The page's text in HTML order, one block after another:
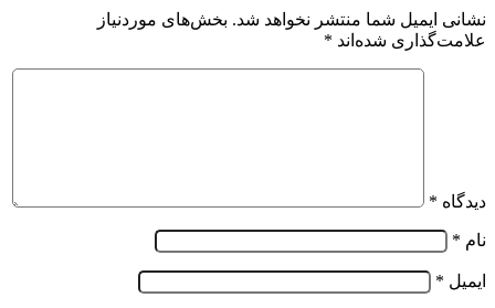
نشانی ایمیل شما منتشر نخواهد شد. بخش‌های موردنیاز
علامت‌گذاری شده‌اند *
دیدگاه *
نام *
ایمیل *